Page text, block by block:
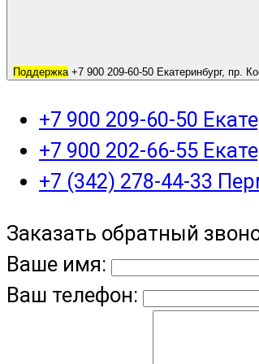
Поддержка +7 900 209-60-50 Екатеринбург, пр.
+7 900 209-60-50
+7 900 202-66-55
+7 (342) 278-44-33
Заказать обратный
Ваше имя:
Ваш телефон: